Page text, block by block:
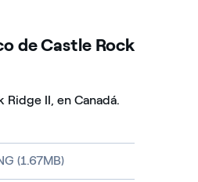
de Castle Rock
Ridge II, en Canadá.
fichero
(1.67MB)